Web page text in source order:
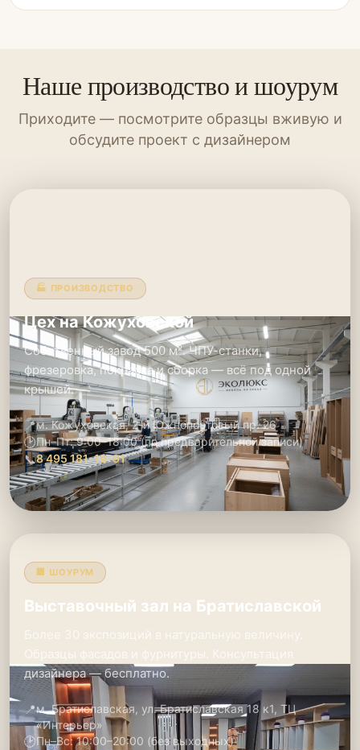
Наше производство и шоурум
Приходите — посмотрите образцы вживую и
обсудите проект с дизайнером
🏭 ПРОИЗВОДСТВО
Цех на Кожуховской
Собственный завод 500 м². ЧПУ-станки,
фрезеровка, покраска и сборка — всё под одной
крышей.
📍м. Кожуховская, 2-й Южнопортовый пр. 26
🕑Пн–Пт: 9:00–18:00 (по предварительной записи)
📞8 495 181-19-91
🏢 ШОУРУМ
Выставочный зал на Братиславской
Более 30 экспозиций в натуральную величину.
Образцы фасадов и фурнитуры. Консультация
дизайнера — бесплатно.
📍м. Братиславская, ул. Братиславская 18 к1, ТЦ
«Интерьер»
🕑Пн–Вс: 10:00–20:00 (без выходных)